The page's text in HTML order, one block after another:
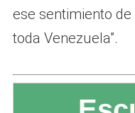
ese sentimiento
toda Venezuela”.